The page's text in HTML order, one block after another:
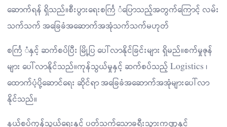
ဆောက်ရန် ရှိသည်။စီးပွားရေးစင်္ကြ ံပြောသည့်အတွက်ကြောင့် လမ်း
သက်သက် အခြေခံအဆောက်အအုံသက်သက်မဟုတ်
စင်္ကြ ံနှင့် ဆက်စပ်ပြီး မြို့ပြ ပေါ်လာနိုင်ခြင်းများ ရှိမည်။စက်မှုဇုန်
များ ပေါ်လာနိုင်သည်။ကုန်သွယ်မှုနှင့် ဆက်စပ်သည့် Logistics ၊
ထောက်ပံ့ပို့ဆောင်ရေး ဆိုင်ရာ အခြေခံအဆောက်အအုံများပေါ်လာ
နိုင်သည်။
နယ်စပ်ကုန်သွယ်ရေးနှင့် ပတ်သက်သောခရီးသွားကဏ္ဍနှင့်